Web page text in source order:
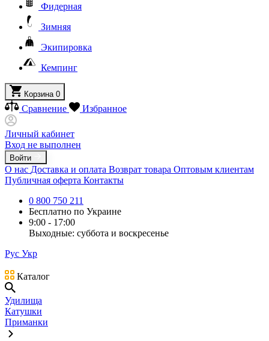
Фидерная
Зимняя
Экипировка
Кемпинг
Корзина 0
Сравнение Избранное
Личный кабинет
Вход не выполнен
Войти
О нас Доставка и оплата Возврат товара Оптовым клиентам
Публичная оферта Контакты
0 800 750 211
Бесплатно по Украине
9:00 - 17:00
Выходные: суббота и воскресенье
Рус Укр
Каталог
Удилища
Катушки
Приманки